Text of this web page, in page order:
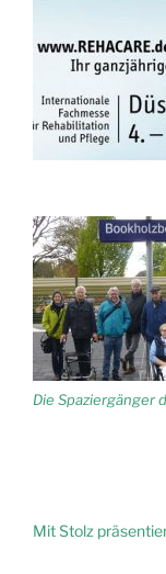
Die Spaziergänger
Mit Stolz